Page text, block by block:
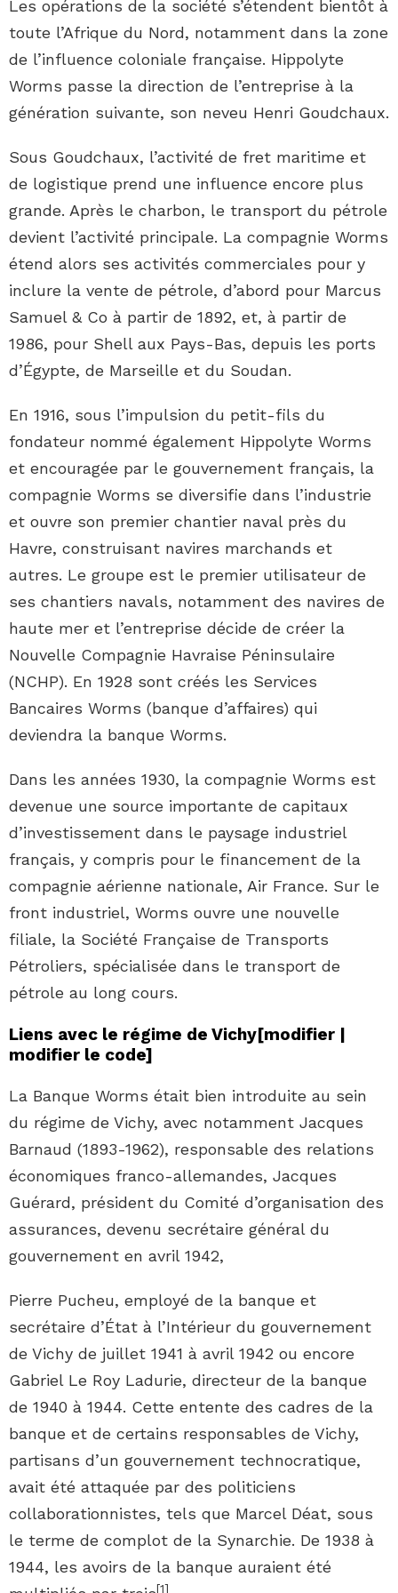
Les opérations de la société s’étendent bientôt à
toute l’Afrique du Nord, notamment dans la zone
de l’influence coloniale française. Hippolyte
Worms passe la direction de l’entreprise à la
génération suivante, son neveu Henri Goudchaux.
Sous Goudchaux, l’activité de fret maritime et
de logistique prend une influence encore plus
grande. Après le charbon, le transport du pétrole
devient l’activité principale. La compagnie Worms
étend alors ses activités commerciales pour y
inclure la vente de pétrole, d’abord pour Marcus
Samuel & Co à partir de 1892, et, à partir de
1986, pour Shell aux Pays-Bas, depuis les ports
d’Égypte, de Marseille et du Soudan.
En 1916, sous l’impulsion du petit-fils du
fondateur nommé également Hippolyte Worms
et encouragée par le gouvernement français, la
compagnie Worms se diversifie dans l’industrie
et ouvre son premier chantier naval près du
Havre, construisant navires marchands et
autres. Le groupe est le premier utilisateur de
ses chantiers navals, notamment des navires de
haute mer et l’entreprise décide de créer la
Nouvelle Compagnie Havraise Péninsulaire
(NCHP). En 1928 sont créés les Services
Bancaires Worms (banque d’affaires) qui
deviendra la banque Worms.
Dans les années 1930, la compagnie Worms est
devenue une source importante de capitaux
d’investissement dans le paysage industriel
français, y compris pour le financement de la
compagnie aérienne nationale, Air France. Sur le
front industriel, Worms ouvre une nouvelle
filiale, la Société Française de Transports
Pétroliers, spécialisée dans le transport de
pétrole au long cours.
Liens avec le régime de Vichy[modifier |
modifier le code]
La Banque Worms était bien introduite au sein
du régime de Vichy, avec notamment Jacques
Barnaud (1893-1962), responsable des relations
économiques franco-allemandes, Jacques
Guérard, président du Comité d’organisation des
assurances, devenu secrétaire général du
gouvernement en avril 1942,
Pierre Pucheu, employé de la banque et
secrétaire d’État à l’Intérieur du gouvernement
de Vichy de juillet 1941 à avril 1942 ou encore
Gabriel Le Roy Ladurie, directeur de la banque
de 1940 à 1944. Cette entente des cadres de la
banque et de certains responsables de Vichy,
partisans d’un gouvernement technocratique,
avait été attaquée par des politiciens
collaborationnistes, tels que Marcel Déat, sous
le terme de complot de la Synarchie. De 1938 à
1944, les avoirs de la banque auraient été
[1]